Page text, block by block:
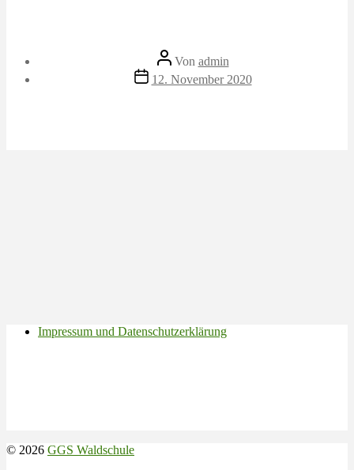
Beitragsautor
Von admin
Veröffentlichungsdatum
12. November 2020
Impressum und Datenschutzerklärung
© 2026 GGS Waldschule